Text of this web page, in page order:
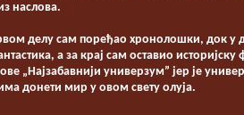
наслова.
делу сам поређао хронолошки, док у
а за крај сам оставио
„Најзабавнији универзум” јер је
донети мир у овом свету олуја.